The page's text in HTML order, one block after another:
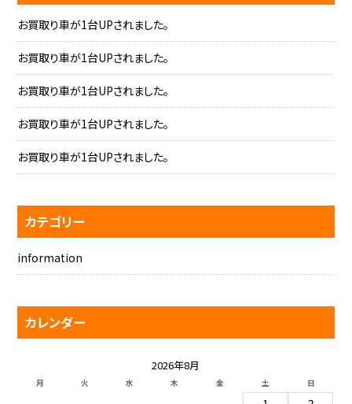
お買取り車が1台UPされました。
お買取り車が1台UPされました。
お買取り車が1台UPされました。
お買取り車が1台UPされました。
お買取り車が1台UPされました。
カテゴリー
information
カレンダー
2026年8月
月 火 水 木 金 土 日